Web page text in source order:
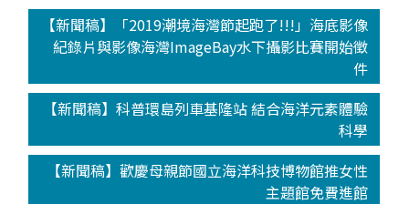
【新聞稿】「2019潮境海灣節起跑了!!!」海底影像
紀錄片與影像海灣ImageBay水下攝影比賽開始徵
件
【新聞稿】科普環島列車基隆站 結合海洋元素體驗
科學
【新聞稿】歡慶母親節國立海洋科技博物館推女性
主題館免費進館